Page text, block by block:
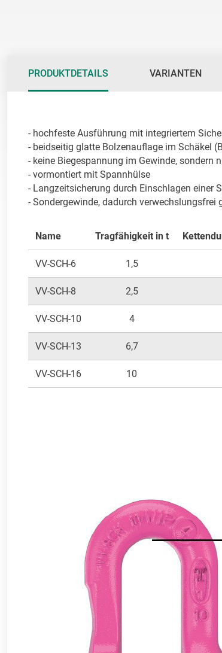
PRODUKTDETAILS
- hochfeste Ausführung mit integriertem
- beidseitig glatte Bolzenauflage im Schäkel
- keine Biegespannung im Gewinde, sondern
- vormontiert mit Spannhülse
- Langzeitsicherung durch Einschlagen einer
- Sondergewinde, dadurch verwechslungsfrei
Name Tragfähigkeit in t
VV-SCH-6 1,5
VV-SCH-8 2,5
VV-SCH-10 4
VV-SCH-13 6,7
VV-SCH-16 10
VARIANTEN